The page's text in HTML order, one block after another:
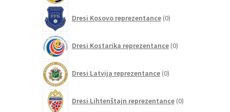
Dresi Kosovo reprezentance 0izdelkov
Dresi Kostarika reprezentance 0izdelkov
Dresi Latvija reprezentance 0izdelkov
Dresi Lihtenštajn reprezentance 0izdelkov